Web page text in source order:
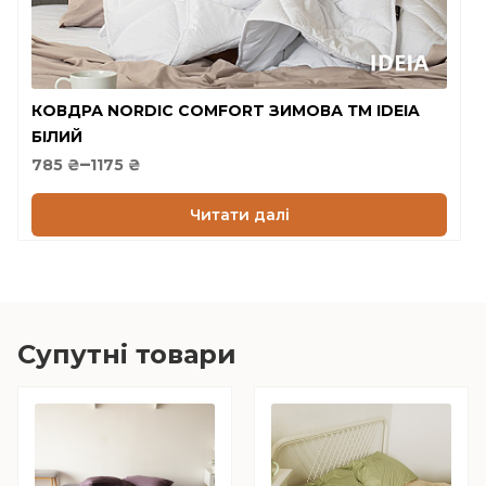
КОВДРА NORDIC COMFORT ЗИМОВА ТМ IDEIA
БІЛИЙ
785 ₴–1175 ₴
Price
range:
through
Читати далі
Супутні товари
Цей
має
Цей
товар
має